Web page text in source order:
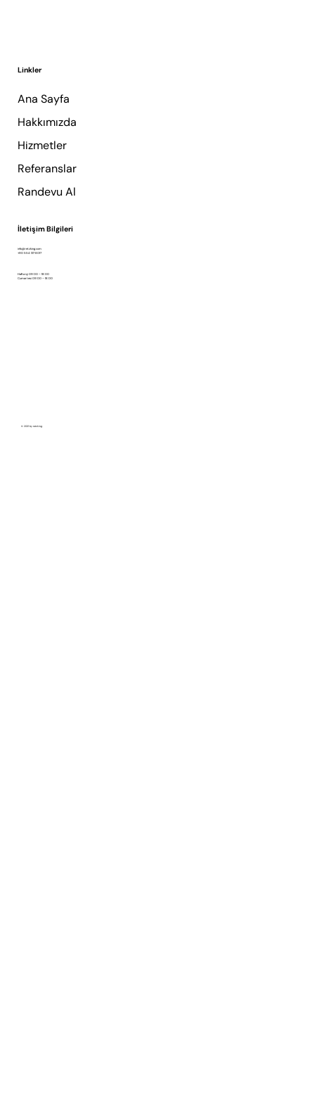
İletişim Bilgileri
info@retzking.com
+90 554 137 8017
Hafta içi 09:00 – 18:00
Cumartesi 09:00 – 18:00
Linkler
Ana Sayfa
Hakkımızda
Hizmetler
Referanslar
Randevu Al
© 2021 by retzking.